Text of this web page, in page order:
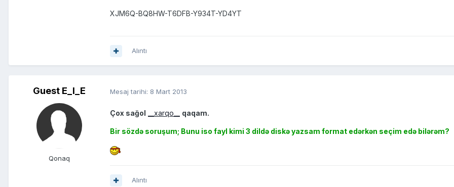
XJM6Q-BQ8HW-T6DFB-Y934T-YD4YT
Alıntı
Guest E_I_E
Qonaq
Mesaj tarihi: 8 Mart 2013
Çox sağol __xarqo__ qaqam.
Bir sözdə soruşum; Bunu iso fayl kimi 3 dildə diskə yazsam format edərkən seçim edə bilərəm?
Alıntı